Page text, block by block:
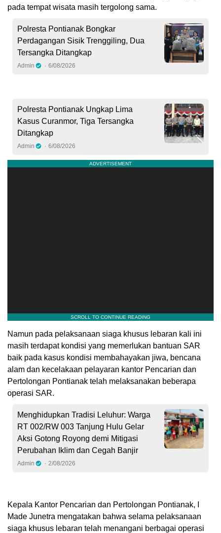
pada tempat wisata masih tergolong sama.
Polresta Pontianak Bongkar
Perdagangan Sisik Trenggiling, Dua
Tersangka Ditangkap
Admin 6/08/2026
Polresta Pontianak Ungkap Lima
Kasus Curanmor, Tiga Tersangka
Ditangkap
Admin 6/08/2026
Namun pada pelaksanaan siaga khusus lebaran kali ini
masih terdapat kondisi yang memerlukan bantuan SAR
baik pada kasus kondisi membahayakan jiwa, bencana
alam dan kecelakaan pelayaran kantor Pencarian dan
Pertolongan Pontianak telah melaksanakan beberapa
operasi SAR.
Menghidupkan Tradisi Leluhur: Warga
RT 002/RW 003 Tanjung Hulu Gelar
Aksi Gotong Royong demi Mitigasi
Perubahan Iklim dan Cegah Banjir
Admin 2/08/2026
Kepala Kantor Pencarian dan Pertolongan Pontianak, I
Made Junetra mengatakan bahwa selama pelaksanaan
siaga khusus lebaran telah menangani berbagai operasi